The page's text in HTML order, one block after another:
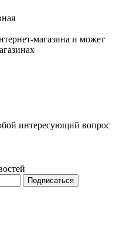
магазина и может
интересующий вопрос
Подписаться